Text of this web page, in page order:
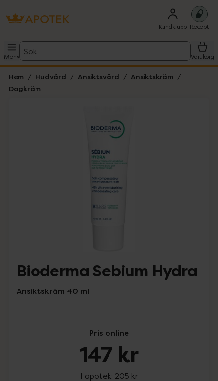
Kundklubb Recept
Meny
Sök
Varukorg
Hem Hudvård Ansiktsvård
Ansiktskräm
Dagkräm
Lista: . Innehåller 2 objekt.
Bioderma Sebium Hydra
Ansiktskräm 40 ml
Pris online
147 kr
I apotek: 205 kr